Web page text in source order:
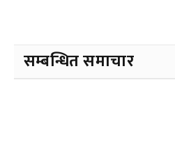
सम्बन्धित समाचार